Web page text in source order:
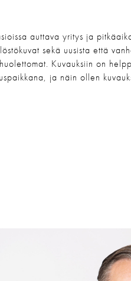
auttava yritys ja
sekä uusista että
Kuvauksiin on
ja näin ollen